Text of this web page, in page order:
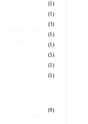
(1 )
(1 )
(3)
(1 )
(1 )
(5)
(1 )
(1 )
(9)